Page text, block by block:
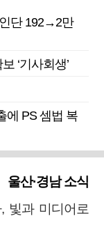
단 192→2만
‘기사회생’
에 PS 셈법 복
울산·경남 소식
빛과 미디어로